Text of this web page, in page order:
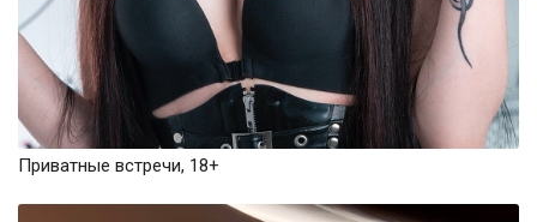
Приватные встречи, 18+